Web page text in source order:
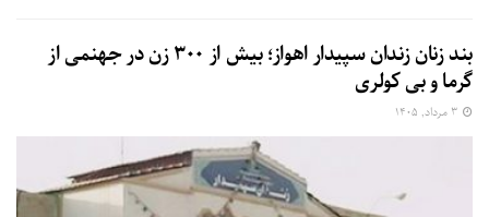
بند زنان زندان سپیدار اهواز؛ بیش از ۳۰۰ زن در جهنمی از
گرما و بی‌ کولری